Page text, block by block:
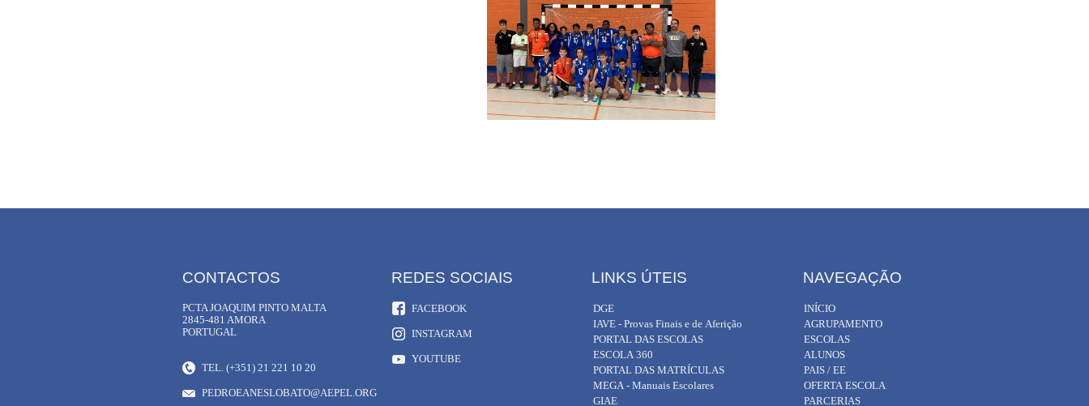
TEL. (+351) 21 221 10 20
PEDROEANESLOBATO@AEPEL.ORG
FACEBOOK
INSTAGRAM
YOUTUBE
DGE
IAVE - Provas Finais e de Aferição
PORTAL DAS ESCOLAS
ESCOLA 360
PORTAL DAS MATRÍCULAS
MEGA - Manuais Escolares
GIAE
CONTACTOS
PCTA JOAQUIM PINTO MALTA
2845-481 AMORA
PORTUGAL
NAVEGAÇÃO
INÍCIO
AGRUPAMENTO
ESCOLAS
ALUNOS
PAIS / EE
OFERTA ESCOLA
PARCERIAS
REDES SOCIAIS LINKS ÚTEIS